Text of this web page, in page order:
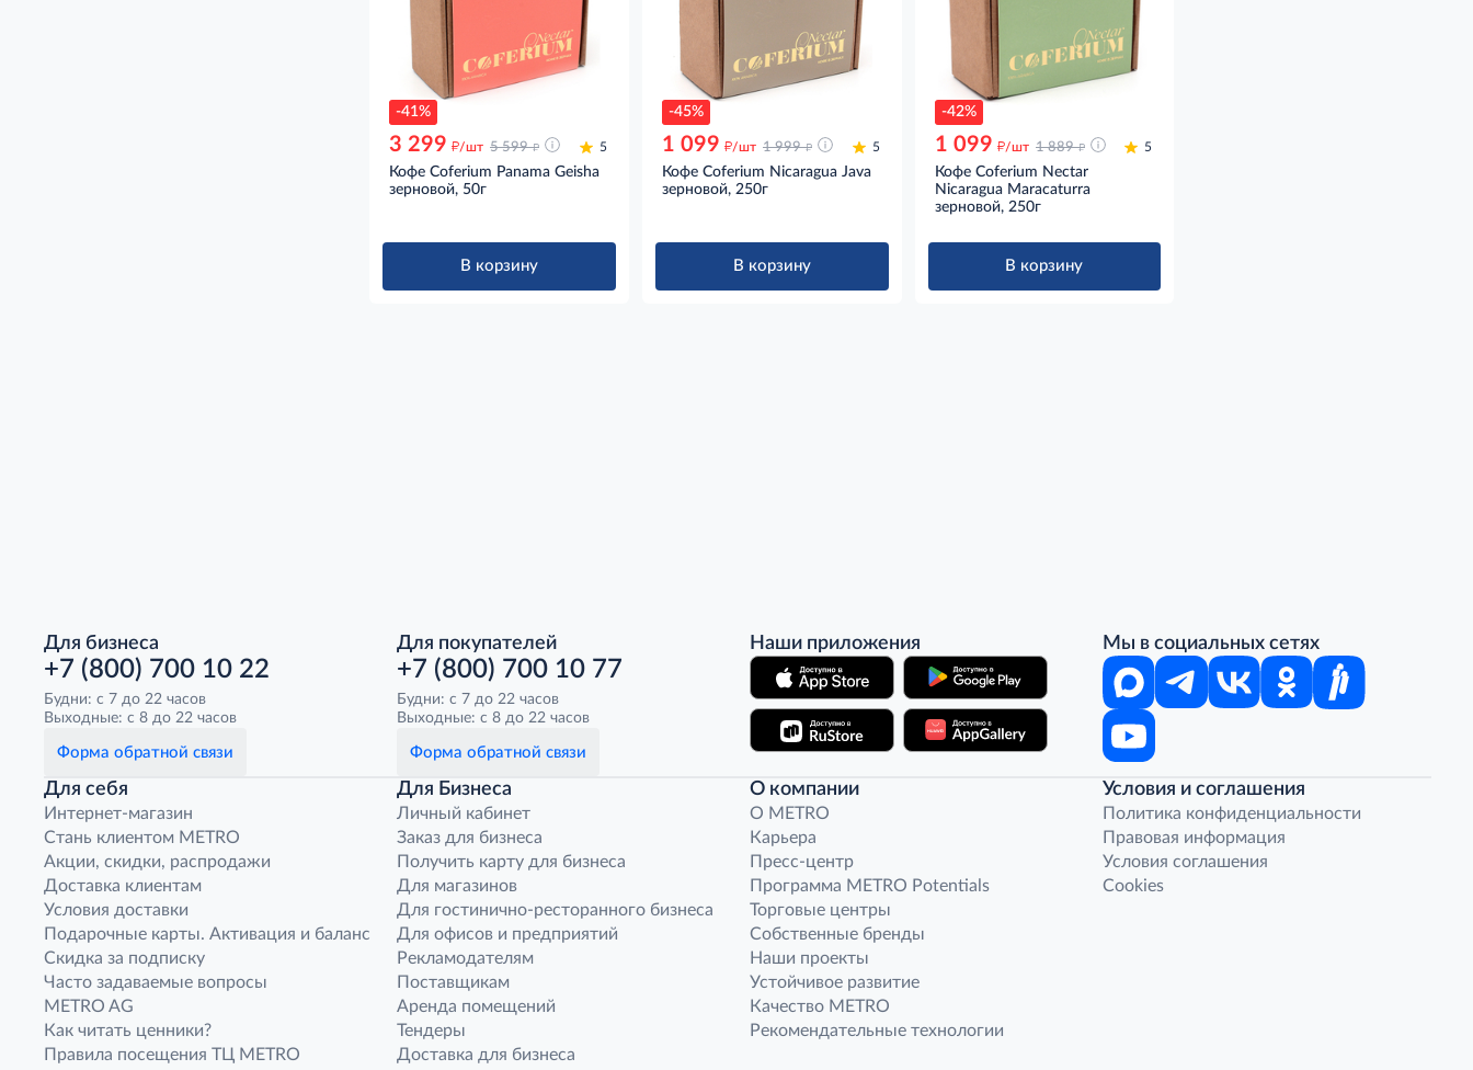
-41%
3 299 д/шт 5 599 д 5
Кофе Coferium Panama Geisha
зерновой, 50г
В корзину
-45%
1 099 д/шт 1 999 д 5
Кофе Coferium Nicaragua Java
зерновой, 250г
В корзину
-42%
1 099 д/шт 1 889 д 5
Кофе Coferium Nectar
Nicaragua Maracaturra
зерновой, 250г
В корзину
Для бизнеса
+7 (800) 700 10 22
Будни: с 7 до 22 часов
Выходные: с 8 до 22 часов
Форма обратной связи
Для покупателей
+7 (800) 700 10 77
Будни: с 7 до 22 часов
Выходные: с 8 до 22 часов
Форма обратной связи
Наши приложения Мы в социальных сетях
Для себя
Интернет-магазин
Стань клиентом METRO
Акции, скидки, распродажи
Доставка клиентам
Условия доставки
Подарочные карты. Активация и баланс
Скидка за подписку
Часто задаваемые вопросы
METRO AG
Как читать ценники?
Правила посещения ТЦ METRO
Для Бизнеса
Личный кабинет
Заказ для бизнеса
Получить карту для бизнеса
Для магазинов
Для гостинично-ресторанного бизнеса
Для офисов и предприятий
Рекламодателям
Поставщикам
Аренда помещений
Тендеры
Доставка для бизнеса
О компании
O METRO
Карьера
Пресс-центр
Программа METRO Potentials
Торговые центры
Собственные бренды
Наши проекты
Устойчивое развитие
Качество METRO
Рекомендательные технологии
Условия и соглашения
Политика конфиденциальности
Правовая информация
Условия соглашения
Cookies